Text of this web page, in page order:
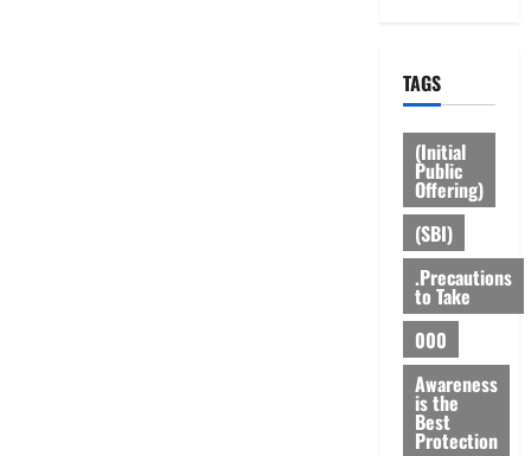
TAGS
(Initial
Public
Offering)
(SBI)
.Precautions
to Take
000
Awareness
is the
Best
Protection